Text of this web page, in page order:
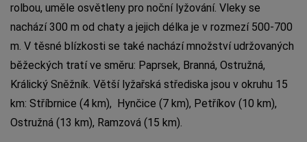
rolbou, uměle osvětleny pro noční lyžování. Vleky se
nachází 300 m od chaty a jejich délka je v rozmezí 500-700
m. V těsné blízkosti se také nachází množství udržovaných
běžeckých tratí ve směru: Paprsek, Branná, Ostružná,
Králický Sněžník. Větší lyžařská střediska jsou v okruhu 15
km: Stříbrnice (4 km), Hynčice (7 km), Petříkov (10 km),
Ostružná (13 km), Ramzová (15 km).